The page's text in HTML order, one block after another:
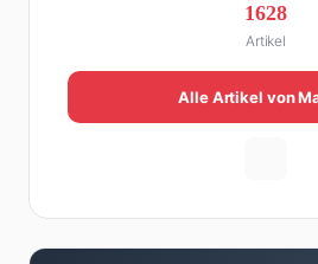
Online zu einer der führenden
Plattformen im
Sein Weg dahin war alles
eine Hälfte seines Lebens
Gastronomie – mit allem, was
dran. Wenn Maik nicht gerade
1628
Artikel
Alle Artikel von